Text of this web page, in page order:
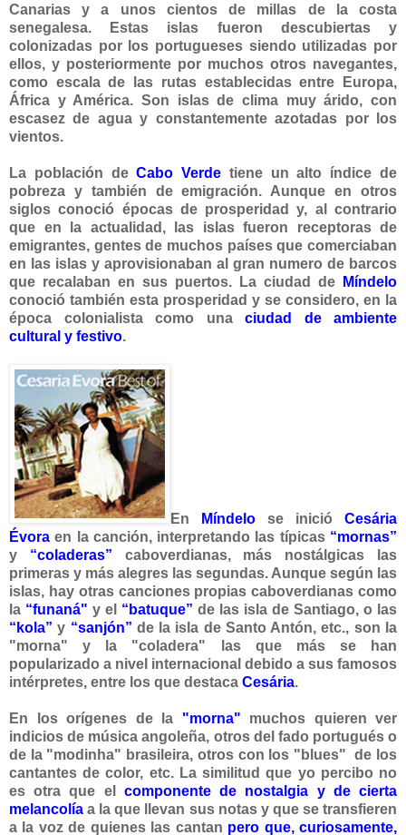
Canarias y a unos cientos de millas de la costa
senegalesa. Estas islas fueron descubiertas y
colonizadas por los portugueses siendo utilizadas por
ellos, y posteriormente por muchos otros navegantes,
como escala de las rutas establecidas entre Europa,
África y América. Son islas de clima muy árido, con
escasez de agua y constantemente azotadas por los
vientos.
La población deCabo Verde tiene un alto índice de
pobreza y también de emigración. Aunque en otros
siglos conoció épocas de prosperidad y, al contrario
que en la actualidad, las islas fueron receptoras de
emigrantes, gentes de muchos países que comerciaban
en las islas y aprovisionaban al gran numero de barcos
que recalaban en sus puertos. La ciudad de
Míndelo
conoció también esta prosperidad y se considero, en la
época colonialista como una ciudad de ambiente
cultural y festivo.
En Míndelo se inició Cesária
Évora en la canción, interpretando las típicas “mornas”
y “coladeras” caboverdianas, más nostálgicas las
primeras y más alegres las segundas. Aunque según las
islas, hay otras canciones propias caboverdianas como
la “funaná" y el “batuque” de las isla de Santiago, o las
“kola” y “sanjón” de la isla de Santo Antón, etc., son la
"morna" y la "coladera" las que más se han
popularizado a nivel internacional debido a sus famosos
intérpretes, entre los que destaca Cesária.
En los orígenes de la "morna" muchos quieren ver
indicios de música angoleña, otros del fado portugués o
de la "modinha" brasileira, otros con los "blues" de los
cantantes de color, etc. La similitud que yo percibo no
es otra que el componente de nostalgia y de cierta
melancolía a la que llevan sus notas y que se transfieren
a la voz de quienes las cantan pero que, curiosamente,